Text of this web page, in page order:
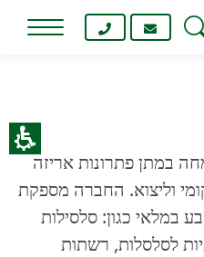
במתן פתרונות אריזה
וליצוא. החברה מספקת
במלאי כגון: סלסילות
לסלסלות, רשתות